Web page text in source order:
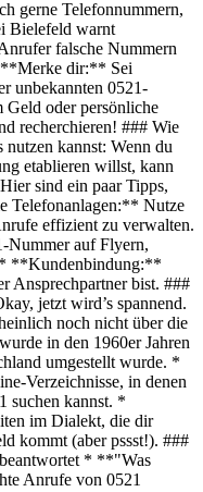
gerne Telefonnummern,
Bielefeld warnt
falsche Nummern
**Merke dir:** Sei
unbekannten 0521-
Geld oder persönliche
recherchieren! ### Wie
kannst: Wenn du
etablieren willst, kann
sind ein paar Tipps,
Telefonanlagen:** Nutze
effizient zu verwalten.
auf Flyern,
* **Kundenbindung:**
Ansprechpartner bist. ###
jetzt wird’s spannend.
noch nicht über die
in den 1960er Jahren
umgestellt wurde. *
Verzeichnisse, in denen
suchen kannst. *
im Dialekt, die dir
kommt (aber pssst!). ###
* **"Was
Anrufe von 0521